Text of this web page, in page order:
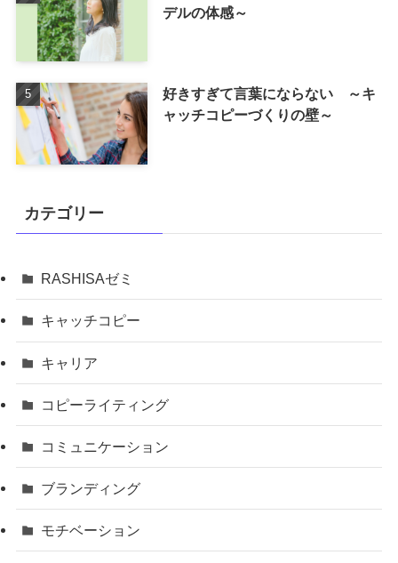
デルの体感～
好きすぎて言葉にならない ～キ
ャッチコピーづくりの壁～
カテゴリー
RASHISAゼミ
キャッチコピー
キャリア
コピーライティング
コミュニケーション
ブランディング
モチベーション